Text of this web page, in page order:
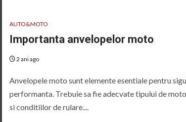
AUTO&MOTO
Importanta anvelopelor moto
2 ani ago
Anvelopele moto sunt elemente esentiale pentru
performanta. Trebuie sa fie adecvate tipului de
si conditiilor de rulare....